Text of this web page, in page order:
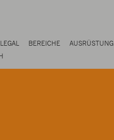
BEREICHE AUSRÜSTUNG